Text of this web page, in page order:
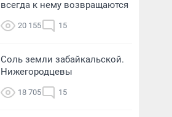
всегда к нему возвращаются
20 155 15
Соль земли забайкальской.
Нижегородцевы
18 705 15